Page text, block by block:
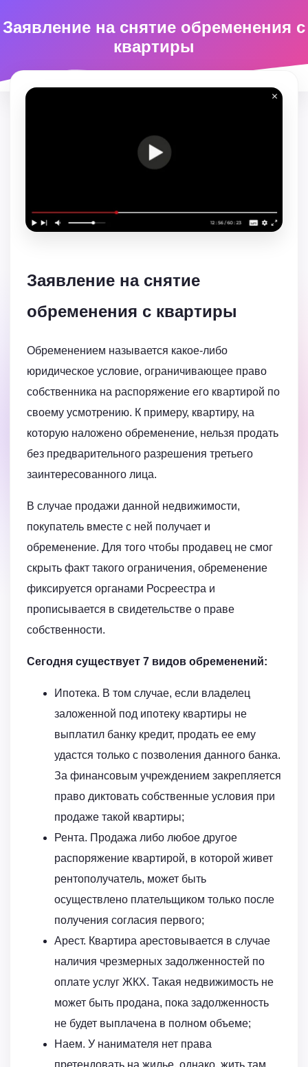
Заявление на снятие обременения с
квартиры
Заявление на снятие
обременения с квартиры
Обременением называется какое-либо
юридическое условие, ограничивающее право
собственника на распоряжение его квартирой по
своему усмотрению. К примеру, квартиру, на
которую наложено обременение, нельзя продать
без предварительного разрешения третьего
заинтересованного лица.
В случае продажи данной недвижимости,
покупатель вместе с ней получает и
обременение. Для того чтобы продавец не смог
скрыть факт такого ограничения, обременение
фиксируется органами Росреестра и
прописывается в свидетельстве о праве
собственности.
Сегодня существует 7 видов обременений:
Ипотека. В том случае, если владелец
заложенной под ипотеку квартиры не
выплатил банку кредит, продать ее ему
удастся только с позволения данного банка.
За финансовым учреждением закрепляется
право диктовать собственные условия при
продаже такой квартиры;
Рента. Продажа либо любое другое
распоряжение квартирой, в которой живет
рентополучатель, может быть
осуществлено плательщиком только после
получения согласия первого;
Арест. Квартира арестовывается в случае
наличия чрезмерных задолженностей по
оплате услуг ЖКХ. Такая недвижимость не
может быть продана, пока задолженность
не будет выплачена в полном объеме;
Наем. У нанимателя нет права
претендовать на жилье, однако, жить там